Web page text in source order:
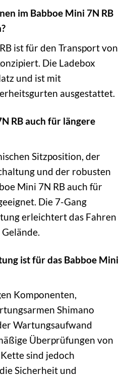
im Babboe Mini 7N RB
ist für den Transport von
Die Ladebox
und ist mit
ausgestattet.
RB auch für längere
Sitzposition, der
und der robusten
Mini 7N RB auch für
Die 7-Gang
erleichtert das Fahren
ist für das Babboe Mini
Komponenten,
Shimano
Wartungsaufwand
Überprüfungen von
sind jedoch
Sicherheit und